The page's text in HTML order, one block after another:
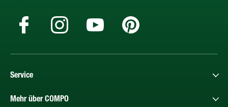
Service
Mehr über COMPO